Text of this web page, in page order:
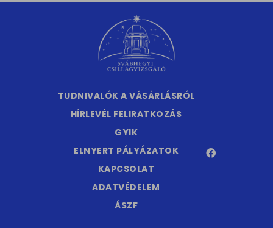
TUDNIVALÓK A VÁSÁRLÁSRÓL
HÍRLEVÉL FELIRATKOZÁS
GYIK
ELNYERT PÁLYÁZATOK
KAPCSOLAT
ADATVÉDELEM
ÁSZF